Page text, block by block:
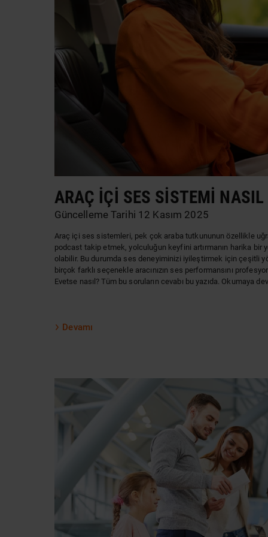
ARAÇ İÇI SES SISTEMI
Güncelleme Tarihi 12 Kasım 2025
Araç içi ses sistemleri, pek çok araba tutkununun özellikle
podcast takip etmek, yolculuğun keyfini artırmanın harika bir
olabilir. Bu durumda ses deneyiminizi iyileştirmek için çeşitli
birçok farklı seçenekle aracınızın ses performansını
Evetse nasıl? Tüm bu soruların cevabı bu yazıda. Okumaya
Devamı